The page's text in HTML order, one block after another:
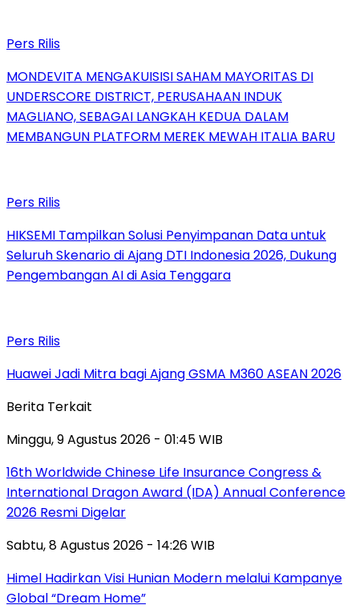
Pers Rilis
MONDEVITA MENGAKUISISI SAHAM MAYORITAS DI
UNDERSCORE DISTRICT, PERUSAHAAN INDUK
MAGLIANO, SEBAGAI LANGKAH KEDUA DALAM
MEMBANGUN PLATFORM MEREK MEWAH ITALIA BARU
Pers Rilis
HIKSEMI Tampilkan Solusi Penyimpanan Data untuk
Seluruh Skenario di Ajang DTI Indonesia 2026, Dukung
Pengembangan AI di Asia Tenggara
Pers Rilis
Huawei Jadi Mitra bagi Ajang GSMA M360 ASEAN 2026
Berita Terkait
Minggu, 9 Agustus 2026 - 01:45 WIB
16th Worldwide Chinese Life Insurance Congress &
International Dragon Award (IDA) Annual Conference
2026 Resmi Digelar
Sabtu, 8 Agustus 2026 - 14:26 WIB
Himel Hadirkan Visi Hunian Modern melalui Kampanye
Global “Dream Home”